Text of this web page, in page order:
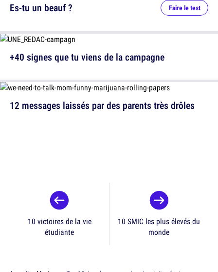
12 messages laissés par des parents très drôles
Es-tu un beauf ? Faire le test
+40 signes que tu viens de la campagne
10 victoires de la vie
étudiante
10 SMIC les plus élevés du
monde